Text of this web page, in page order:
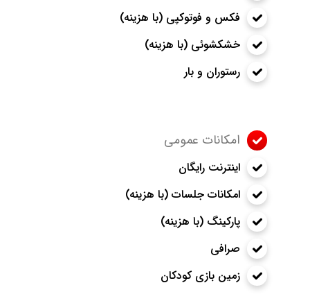
فکس و فوتوکپی (با هزینه)
خشکشوئی (با هزینه)
رستوران و بار
امکانات عمومی
اینترنت رایگان
امکانات جلسات (با هزینه)
پارکینگ (با هزینه)
صرافی
زمین بازی کودکان